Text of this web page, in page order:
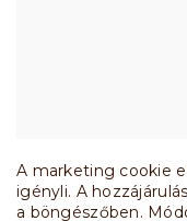
A marketing cookie
igényli. A
a böngészőben.